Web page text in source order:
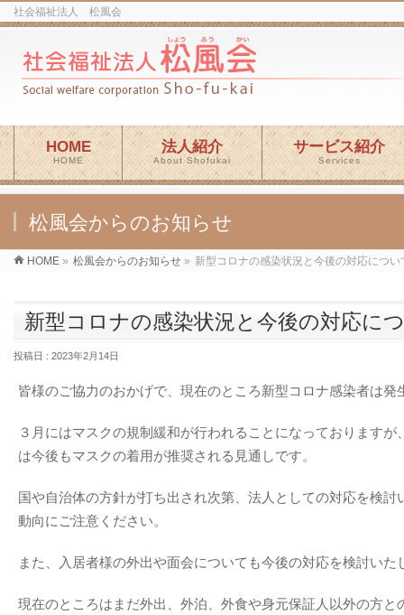
社会福祉法人 松風会
HOME
HOME
法人紹介
About Shofukai
サービス紹介
Services
松風会からのお知らせ
HOME » 松風会からのお知らせ » 新型コロナの感染状況と今後の対応につい
新型コロナの感染状況と今後の対応に
投稿日 : 2023年2月14日
皆様のご協力のおかげで、現在のところ新型コロナ感染者は発
３月にはマスクの規制緩和が行われることになっておりますが
は今後もマスクの着用が推奨される見通しです。
国や自治体の方針が打ち出され次第、法人としての対応を検討
動向にご注意ください。
また、入居者様の外出や面会についても今後の対応を検討いた
現在のところはまだ外出、外泊、外食や身元保証人以外の方と